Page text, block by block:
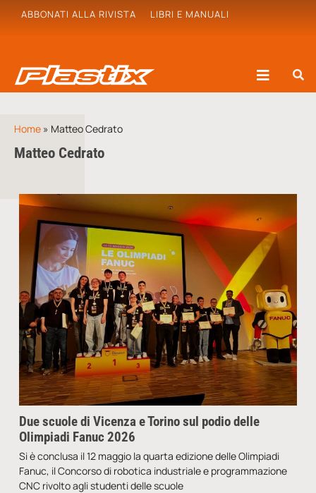
ABBONATI ALLA RIVISTA LIBRI E MANUALI
Home » Matteo Cedrato
Matteo Cedrato
Due scuole di Vicenza e Torino sul podio delle
Olimpiadi Fanuc 2026
Si è conclusa il 12 maggio la quarta edizione delle Olimpiadi
Fanuc, il Concorso di robotica industriale e programmazione
CNC rivolto agli studenti delle scuole